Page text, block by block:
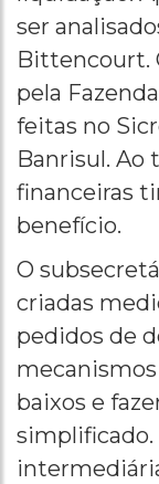
ser
Bittencourt.
pela
feitas no
Banrisul. Ao
financeiras
benefício.
O
criadas
pedidos de
mecanismos
baixos e
simplificado.